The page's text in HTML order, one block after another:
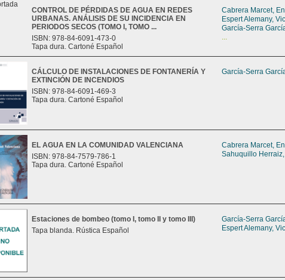
CONTROL DE PÉRDIDAS DE AGUA EN REDES
URBANAS. ANÁLISIS DE SU INCIDENCIA EN
PERIODOS SECOS (TOMO I, TOMO ...
ISBN: 978-84-6091-473-0
Tapa dura. Cartoné Español
Cabrera Marcet,
Espert Alemany,
García-Serra
...
CÁLCULO DE INSTALACIONES DE FONTANERÍA Y
EXTINCIÓN DE INCENDIOS
ISBN: 978-84-6091-469-3
Tapa dura. Cartoné Español
García-Serra
EL AGUA EN LA COMUNIDAD VALENCIANA
ISBN: 978-84-7579-786-1
Tapa dura. Cartoné Español
Cabrera Marcet,
Sahuquillo
Estaciones de bombeo (tomo I, tomo II y tomo III)
Tapa blanda. Rústica Español
García-Serra
Espert Alemany,